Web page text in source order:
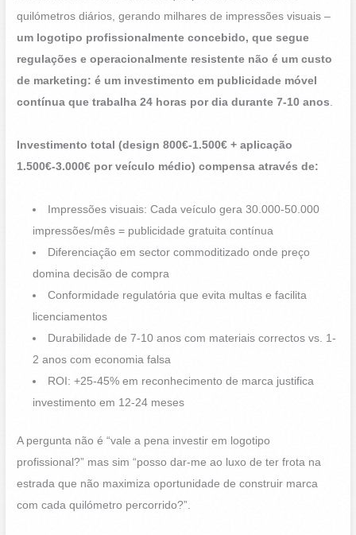
quilómetros diários, gerando milhares de impressões visuais –
um logotipo profissionalmente concebido, que segue
regulações e operacionalmente resistente não é um custo
de marketing: é um investimento em publicidade móvel
contínua que trabalha 24 horas por dia durante 7-10 anos
Investimento total (design 800€-1.500€ + aplicação
1.500€-3.000€ por veículo médio) compensa através de:
Impressões visuais: Cada veículo gera 30.000-50.000
impressões/mês = publicidade gratuita contínua
Diferenciação em sector commoditizado onde preço
domina decisão de compra
Conformidade regulatória que evita multas e facilita
licenciamentos
Durabilidade de 7-10 anos com materiais correctos vs. 1-
2 anos com economia falsa
ROI: +25-45% em reconhecimento de marca justifica
investimento em 12-24 meses
A pergunta não é “vale a pena investir em logotipo
profissional?” mas sim “posso dar-me ao luxo de ter frota na
estrada que não maximiza oportunidade de construir marca
com cada quilómetro percorrido?”.